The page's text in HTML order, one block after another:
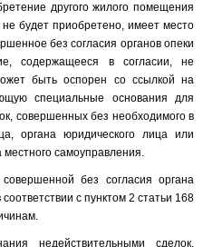
другого жилого помещения
будет приобретено, имеет место
без согласия органов опеки
содержащееся в согласии, не
быть оспорен со ссылкой на
специальные основания для
совершенных без необходимого в
органа юридического лица или
местного самоуправления.
без согласия органа
с пунктом 2 статьи 168
недействительными сделок,